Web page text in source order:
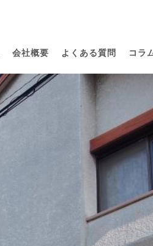
会社概要 よくある質問 コラ